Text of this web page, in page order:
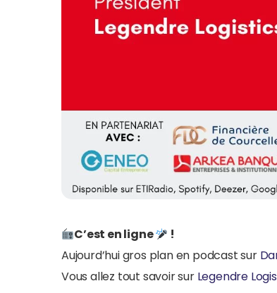
C’est en ligne
!
Aujourd’hui gros plan en podcast sur
Vous allez tout savoir sur Legendre